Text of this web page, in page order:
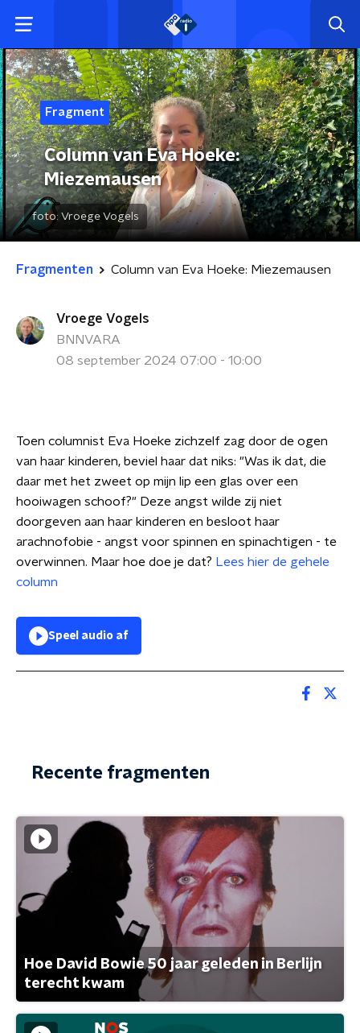
Fragment
Column van Eva Hoeke:
Miezemausen
foto: Vroege Vogels
Fragmenten Column van Eva Hoeke: Miezemausen
Vroege Vogels
BNNVARA
08 september 2024 07:00 - 10:00
Toen columnist Eva Hoeke zichzelf zag door de ogen
van haar kinderen, beviel haar dat niks: "Was ik dat, die
daar met het zweet op mijn lip een glas over een
hooiwagen schoof?" Deze angst wilde zij niet
doorgeven aan haar kinderen en besloot haar
arachnofobie - angst voor spinnen en spinachtigen - te
overwinnen. Maar hoe doe je dat? Lees hier de gehele
column
Speel audio af
Recente fragmenten
Hoe David Bowie 50 jaar geleden in Berlijn
terecht kwam